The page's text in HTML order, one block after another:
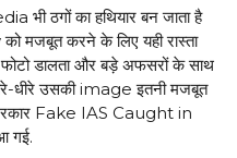
ठगों का हथियार बन जाता है
मजबूत करने के लिए यही रास्ता
फोटो डालता और बड़े अफसरों के साथ
धीरे उसकी image इतनी मजबूत
Fake IAS Caught in
गई.